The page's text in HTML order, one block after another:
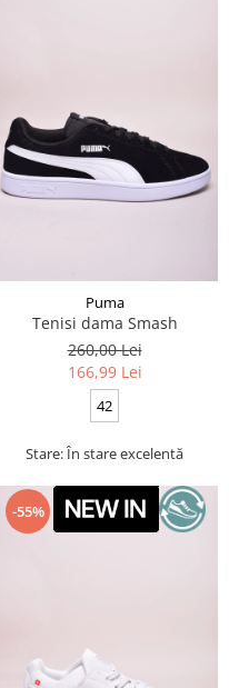
Puma
Tenisi dama Smash
260,00 Lei
166,99 Lei
42
Stare: În stare excelentă
-55%